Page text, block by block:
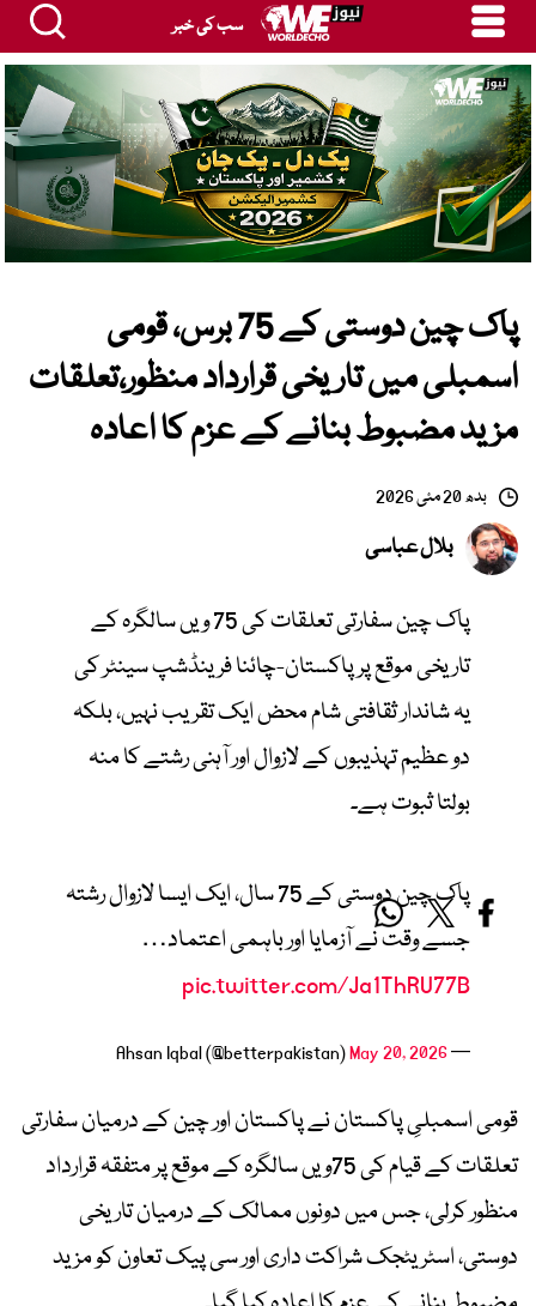
سب کی خبر
پاک چین دوستی کے 75 برس، قومی
اسمبلی میں تاریخی قرارداد منظور،تعلقات
مزید مضبوط بنانے کے عزم کا اعادہ
بدھ 20 مئی 2026
بلال عباسی
پاک چین سفارتی تعلقات کی 75 ویں سالگرہ کے
تاریخی موقع پر پاکستان-چائنا فرینڈشپ سینٹر کی
یہ شاندار ثقافتی شام محض ایک تقریب نہیں، بلکہ
دو عظیم تہذیبوں کے لازوال اور آہنی رشتے کا منہ
بولتا ثبوت ہے۔
پاک چین دوستی کے 75 سال، ایک ایسا لازوال رشتہ
جسے وقت نے آزمایا اور باہمی اعتماد…
pic.twitter.com/Ja1ThRU77B
— Ahsan Iqbal (@betterpakistan)
May 20, 2026
قومی اسمبلیِ پاکستان نے پاکستان اور چین کے درمیان سفارتی
تعلقات کے قیام کی 75ویں سالگرہ کے موقع پر متفقہ قرارداد
منظور کرلی، جس میں دونوں ممالک کے درمیان تاریخی
دوستی، اسٹریٹجک شراکت داری اور سی پیک تعاون کو مزید